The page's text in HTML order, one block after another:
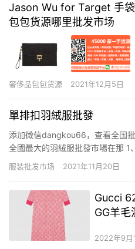
Jason Wu for Target 手
包包货源哪里批发市场
奢侈品包包货源 2021年12月5日
單排扣羽絨服批發
添加微信dangkou66，查看全国
全國最大的羽絨服批發市場在那 1
品服裝市場地處市區黃金地段杭
中心。市場共分八層，1-3層為 女
服装批发市场 2021年11月20日
Gucci
GG羊
2022年9月